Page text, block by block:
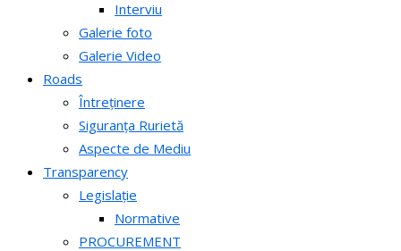
Interviu
Galerie foto
Galerie Video
Roads
Întreținere
Siguranța Rurietă
Aspecte de Mediu
Transparency
Legislație
Normative
PROCUREMENT